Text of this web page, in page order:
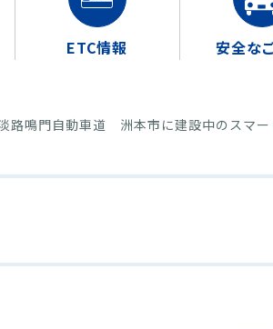
ETC情報 安全な
路鳴門自動車道 洲本市に建設中のスマ